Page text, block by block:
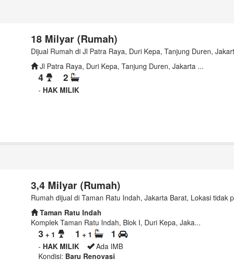
18 Milyar (Rumah)
Dijual Rumah di Jl Patra Raya, Duri Kepa, Tanjung Duren,
Jl Patra Raya, Duri Kepa, Tanjung Duren, Jakarta ...
4 2
- HAK MILIK
3,4 Milyar (Rumah)
Rumah dijual di Taman Ratu Indah, Jakarta Barat, Lokasi tidak
Taman Ratu Indah
Komplek Taman Ratu Indah, Blok I, Duri Kepa, Jaka...
3 + 1 1 + 1 1
- HAK MILIK
Ada IMB
Kondisi: Baru Renovasi